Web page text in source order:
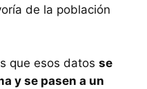
de la población
que esos datos se
y se pasen a un